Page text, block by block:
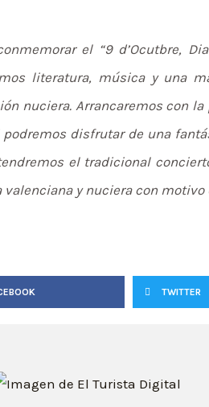
el “9 d’Ocutbre,
literatura, música y una
nuciera. Arrancaremos con
disfrutar de una
el tradicional
y nuciera con motivo
TWITTER